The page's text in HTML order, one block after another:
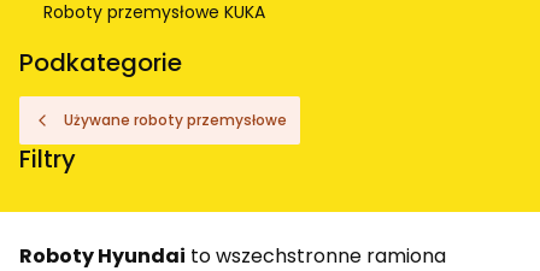
Roboty przemysłowe KUKA
Podkategorie
Używane roboty przemysłowe
Filtry
Roboty Hyundai to wszechstronne ramiona